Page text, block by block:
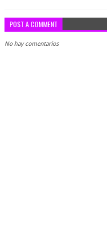
POST A COMMENT
No hay comentarios